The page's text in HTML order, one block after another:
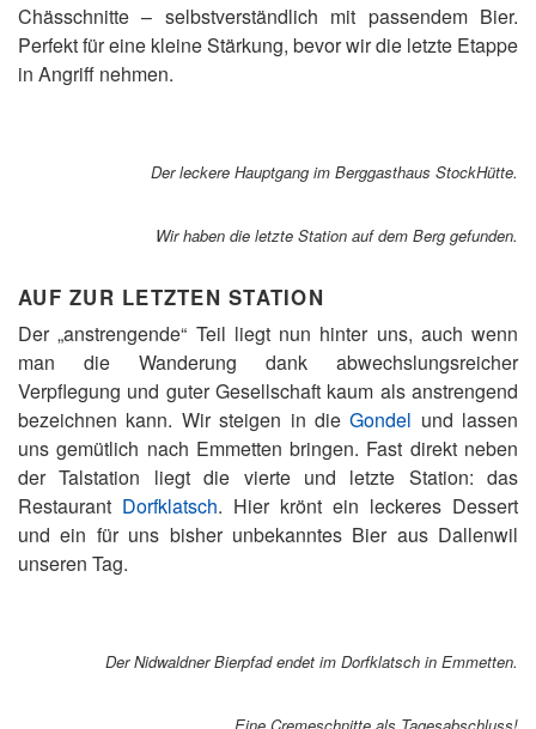
Chässchnitte – selbstverständlich mit passendem Bier.
Perfekt für eine kleine Stärkung, bevor wir die letzte Etappe
in Angriff nehmen.
Der leckere Hauptgang im Berggasthaus StockHütte.
Wir haben die letzte Station auf dem Berg gefunden.
AUF ZUR LETZTEN STATION
Der „anstrengende“ Teil liegt nun hinter uns, auch wenn
man die Wanderung dank abwechslungsreicher
Verpflegung und guter Gesellschaft kaum als anstrengend
bezeichnen kann. Wir steigen in dieGondel und lassen
uns gemütlich nach Emmetten bringen. Fast direkt neben
der Talstation liegt die vierte und letzte Station: das
Restaurant Dorfklatsch. Hier krönt ein leckeres Dessert
und ein für uns bisher unbekanntes Bier aus Dallenwil
unseren Tag.
Der Nidwaldner Bierpfad endet im Dorfklatsch in Emmetten.